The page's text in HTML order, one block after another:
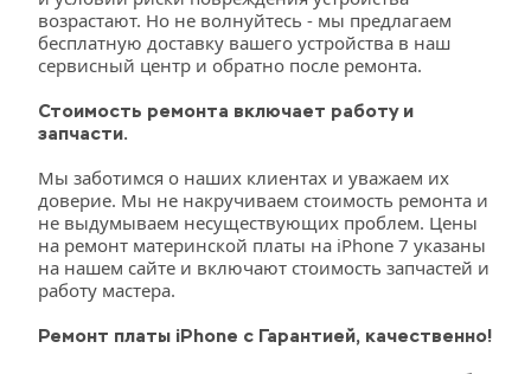
возрастают. Но не волнуйтесь - мы предлагаем
бесплатную доставку вашего устройства в наш
сервисный центр и обратно после ремонта.
Стоимость ремонта включает работу и
запчасти.
Мы заботимся о наших клиентах и уважаем их
доверие. Мы не накручиваем стоимость ремонта и
не выдумываем несуществующих проблем. Цены
на ремонт материнской платы на iPhone 7 указаны
на нашем сайте и включают стоимость запчастей и
работу мастера.
Ремонт платы iPhone с Гарантией, качественно!